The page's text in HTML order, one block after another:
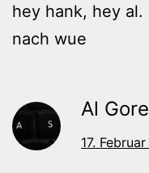
hey hank, hey
nach wue
Al Gore
17.